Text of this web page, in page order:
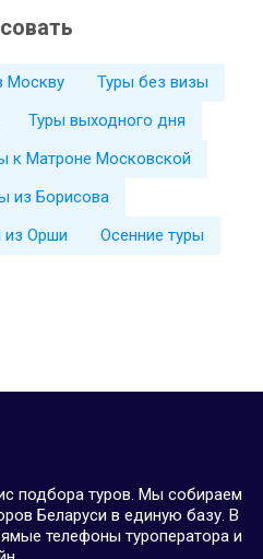
Москву
Туры без визы
Туры выходного дня
к Матроне Московской
из Борисова
из Орши
Осенние туры
подбора туров. Мы собираем
Беларуси в единую базу. В
телефоны туроператора и